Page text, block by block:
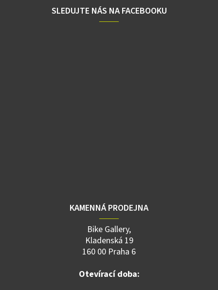
SLEDUJTE NÁS NA FACEBOOKU
KAMENNÁ PRODEJNA
Bike Gallery,
Kladenská 19
160 00 Praha 6
Otevírací doba: